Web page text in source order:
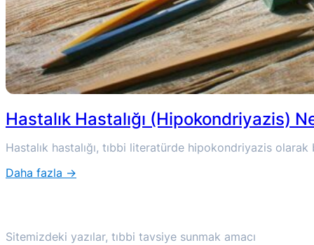
Hastalık Hastalığı (Hipokondriyazis)
Hastalık hastalığı, tıbbi literatürde hipokondriyazis
Daha fazla →
(Hipokondriyazis)
Sitemizdeki yazılar, tıbbi tavsiye sunmak amacı